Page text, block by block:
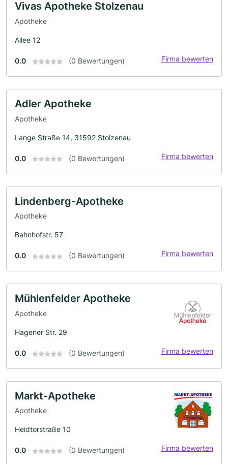
Vivas Apotheke Stolzenau
Apotheke
Allee 12
0.0 (0 Bewertungen) Firma bewerten
Adler Apotheke
Apotheke
Lange Straße 14, 31592 Stolzenau
0.0 (0 Bewertungen) Firma bewerten
Lindenberg-Apotheke
Apotheke
Bahnhofstr. 57
0.0 (0 Bewertungen) Firma bewerten
Mühlenfelder Apotheke
Apotheke
Hagener Str. 29
0.0 (0 Bewertungen) Firma bewerten
Markt-Apotheke
Apotheke
Heidtorstraße 10
0.0 (0 Bewertungen) Firma bewerten